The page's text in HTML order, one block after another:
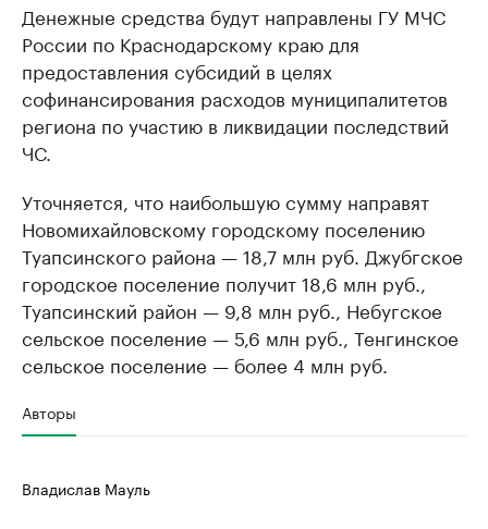
Денежные средства будут направлены ГУ МЧС
России по Краснодарскому краю для
предоставления субсидий в целях
софинансирования расходов муниципалитетов
региона по участию в ликвидации последствий
ЧС.
Уточняется, что наибольшую сумму направят
Новомихайловскому городскому поселению
Туапсинского района — 18,7 млн руб. Джубгское
городское поселение получит 18,6 млн руб.,
Туапсинский район — 9,8 млн руб., Небугское
сельское поселение — 5,6 млн руб., Тенгинское
сельское поселение — более 4 млн руб.
Авторы
Владислав Мауль